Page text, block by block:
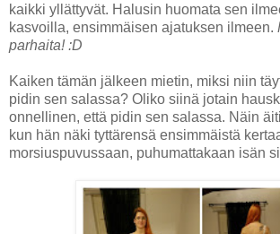
kaikki yllättyvät. Halusin huomata sen
kasvoilla, ensimmäisen ajatuksen ilmeen.
parhaita! :D
Kaiken tämän jälkeen mietin, miksi niin
pidin sen salassa? Oliko siinä jotain
onnellinen, että pidin sen salassa. Näin
kun hän näki tyttärensä ensimmäistä
morsiuspuvussaan, puhumattakaan isän